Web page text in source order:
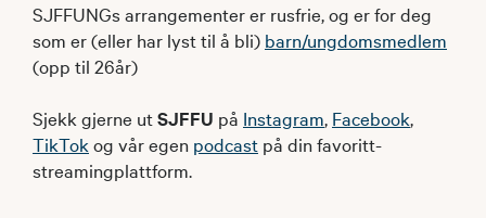
SJFFUNGs arrangementer er rusfrie, og er for deg
som er (eller har lyst til å bli) barn/ungdomsmedlem
(opp til 26år)
Sjekk gjerne utSJFFU på Instagram, Facebook,
TikTok og vår egen podcast på din favoritt-
streamingplattform.